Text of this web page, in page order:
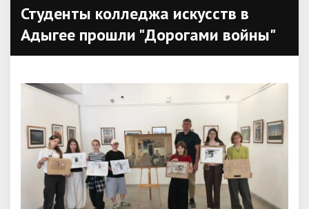
Студенты колледжа искусств в
Адыгее прошли "Дорогами войны"